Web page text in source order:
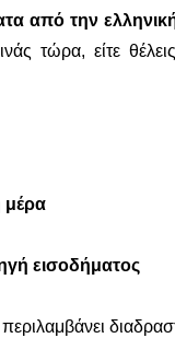
από την
τώρα, είτε
εισοδήματος